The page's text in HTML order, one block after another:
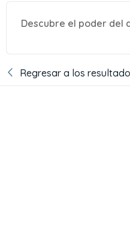
Descubre el poder del
Regresar a los